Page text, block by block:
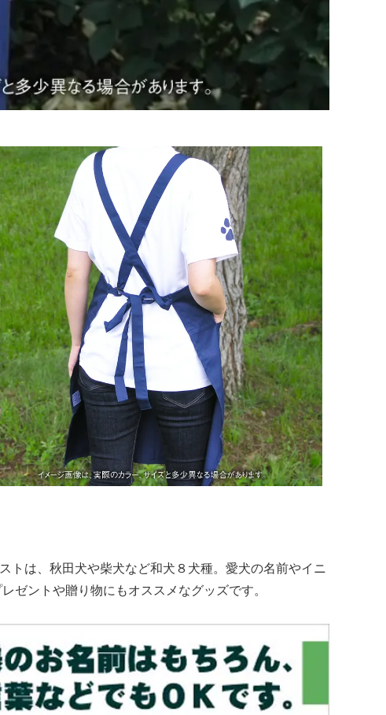
トは、秋田犬や柴犬など和犬８犬種。愛犬の名前やイニ
ゼントや贈り物にもオススメなグッズです。